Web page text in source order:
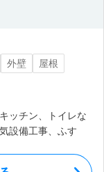
外壁
屋根
ッチン、トイレな
設備工事、ふす